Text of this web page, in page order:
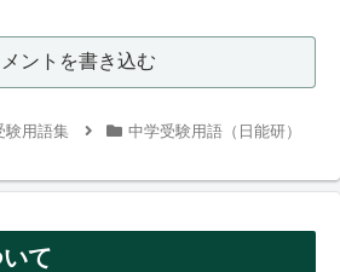
ントを書き込む
験用語集 中学受験用語（日能研）
て